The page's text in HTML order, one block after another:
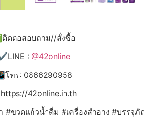
ติดต่อสอบถาม//สั่งซื้อ
: @42online
โทร: 0866290958
42online.in.th
#ขวดแก้วน้ำดื่ม #เครื่องสำอาง #บรรจุ